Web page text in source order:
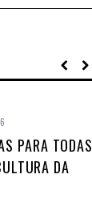
PARA TODAS
DA